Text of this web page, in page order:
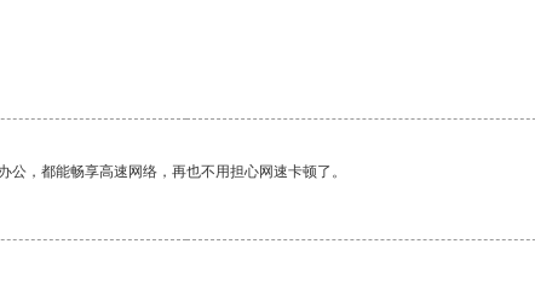
，都能畅享高速网络，再也不用担心网速卡顿了。